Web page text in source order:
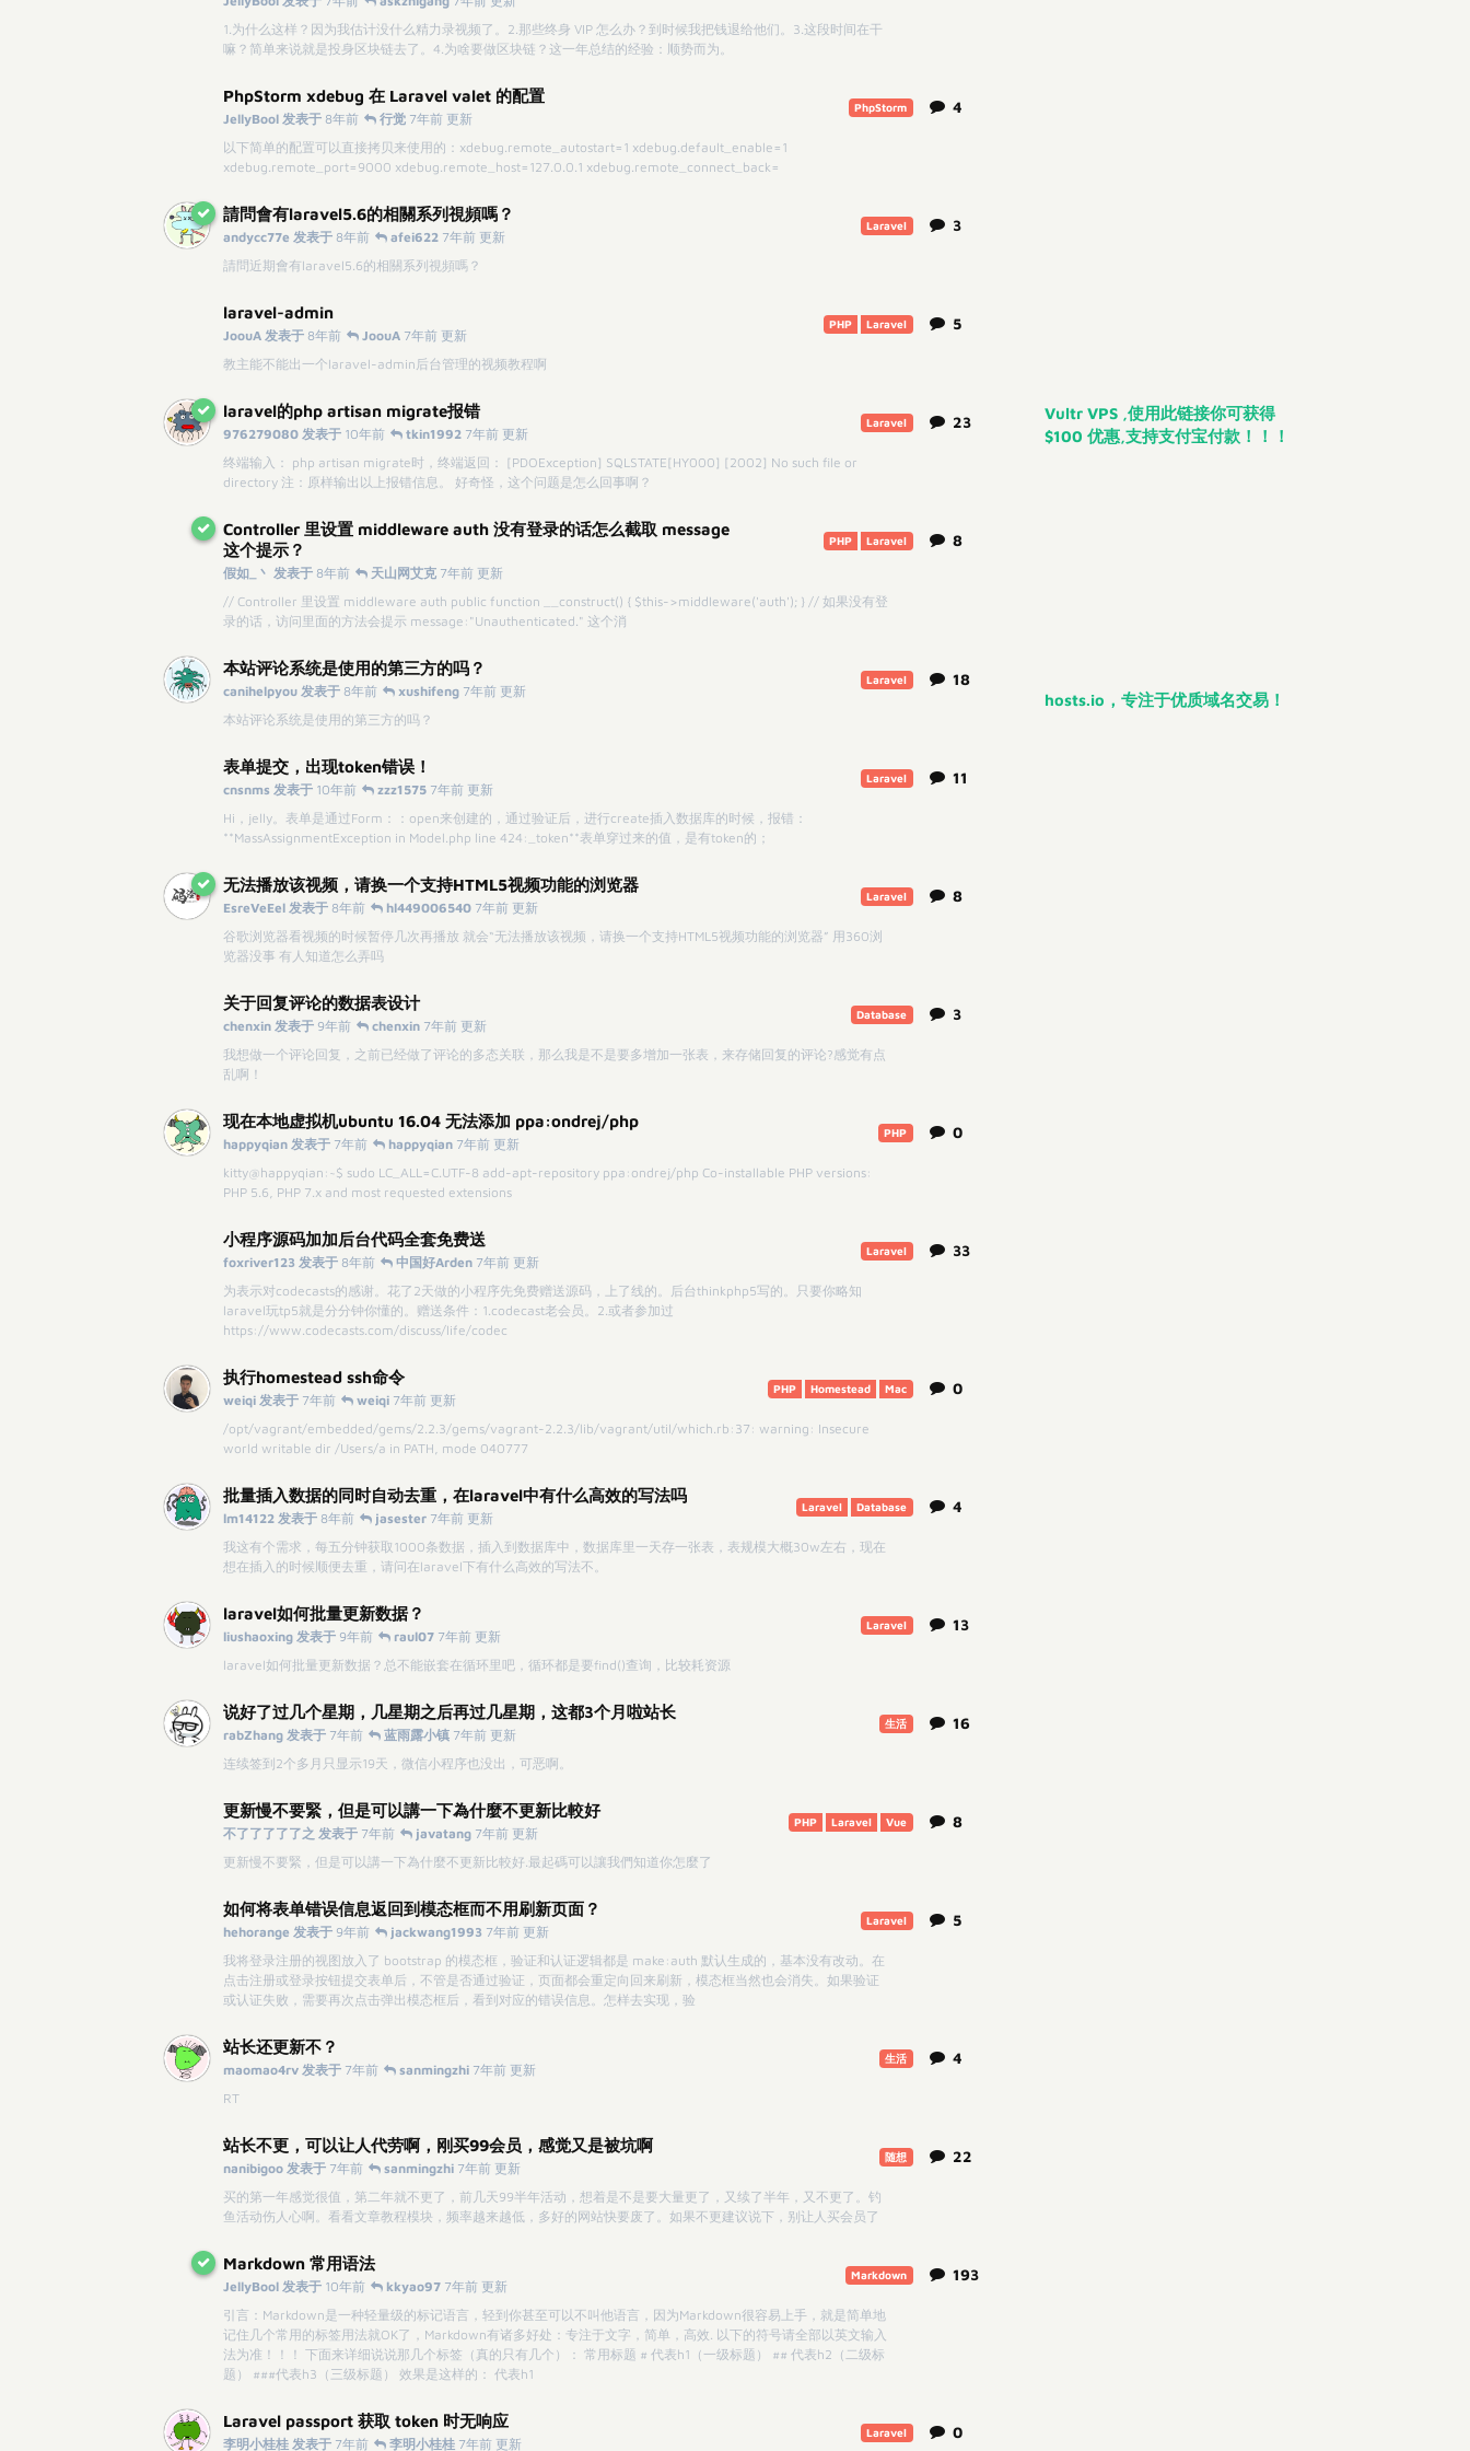
1.为什么这样？因为我估计没什么精力录视频了。2.那些终身 VIP 怎么办？到时候我把钱退给他们。3.这段时间在干
嘛？简单来说就是投身区块链去了。4.为啥要做区块链？这一年总结的经验：顺势而为。
PhpStorm xdebug 在 Laravel valet 的配置
PhpStorm
JellyBool 发表于 8年前 行觉 7年前 更新
以下简单的配置可以直接拷贝来使用的：xdebug.remote_autostart=1 xdebug.default_enable=1
xdebug.remote_port=9000 xdebug.remote_host=127.0.0.1 xdebug.remote_connect_back=
4
請問會有laravel5.6的相關系列視頻嗎？
Laravel
andycc77e 发表于 8年前 afei622 7年前 更新
請問近期會有laravel5.6的相關系列視頻嗎？
3
laravel-admin
PHP Laravel
JoouA 发表于 8年前 JoouA 7年前 更新
教主能不能出一个laravel-admin后台管理的视频教程啊
5
laravel的php artisan migrate报错
Laravel
976279080 发表于 10年前 tkin1992 7年前 更新
终端输入： php artisan migrate时，终端返回： [PDOException] SQLSTATE[HY000] [2002] No such file or
directory 注：原样输出以上报错信息。 好奇怪，这个问题是怎么回事啊？
23
Controller 里设置 middleware auth 没有登录的话怎么截取 message
这个提示？
PHP Laravel
假如_丶 发表于 8年前 天山网艾克 7年前 更新
// Controller 里设置 middleware auth public function __construct() { $this->middleware('auth'); } // 如果没有登
录的话，访问里面的方法会提示 message:"Unauthenticated." 这个消
8
本站评论系统是使用的第三方的吗？
Laravel
canihelpyou 发表于 8年前 xushifeng 7年前 更新
本站评论系统是使用的第三方的吗？
18
表单提交，出现token错误！
Laravel
cnsnms 发表于 10年前 zzz1575 7年前 更新
Hi，jelly。表单是通过Form：：open来创建的，通过验证后，进行create插入数据库的时候，报错：
**MassAssignmentException in Model.php line 424:_token**表单穿过来的值，是有token的；
11
无法播放该视频，请换一个支持HTML5视频功能的浏览器
Laravel
EsreVeEel 发表于 8年前 hl449006540 7年前 更新
谷歌浏览器看视频的时候暂停几次再播放 就会“无法播放该视频，请换一个支持HTML5视频功能的浏览器” 用360浏
览器没事 有人知道怎么弄吗
8
关于回复评论的数据表设计
Database
chenxin 发表于 9年前 chenxin 7年前 更新
我想做一个评论回复，之前已经做了评论的多态关联，那么我是不是要多增加一张表，来存储回复的评论?感觉有点
乱啊！
3
现在本地虚拟机ubuntu 16.04 无法添加 ppa:ondrej/php
PHP
happyqian 发表于 7年前 happyqian 7年前 更新
kitty@happyqian:~$ sudo LC_ALL=C.UTF-8 add-apt-repository ppa:ondrej/php Co-installable PHP versions:
PHP 5.6, PHP 7.x and most requested extensions
0
小程序源码加加后台代码全套免费送
Laravel
foxriver123 发表于 8年前 中国好Arden 7年前 更新
为表示对codecasts的感谢。花了2天做的小程序先免费赠送源码，上了线的。后台thinkphp5写的。只要你略知
laravel玩tp5就是分分钟你懂的。赠送条件：1.codecast老会员。2.或者参加过
https://www.codecasts.com/discuss/life/codec
33
执行homestead ssh命令
PHP Homestead Mac
weiqi 发表于 7年前 weiqi 7年前 更新
/opt/vagrant/embedded/gems/2.2.3/gems/vagrant-2.2.3/lib/vagrant/util/which.rb:37: warning: Insecure
world writable dir /Users/a in PATH, mode 040777
0
批量插入数据的同时自动去重，在laravel中有什么高效的写法吗
Laravel Database
lm14122 发表于 8年前 jasester 7年前 更新
我这有个需求，每五分钟获取1000条数据，插入到数据库中，数据库里一天存一张表，表规模大概30w左右，现在
想在插入的时候顺便去重，请问在laravel下有什么高效的写法不。
4
laravel如何批量更新数据？
Laravel
liushaoxing 发表于 9年前 raul07 7年前 更新
laravel如何批量更新数据？总不能嵌套在循环里吧，循环都是要find()查询，比较耗资源
13
说好了过几个星期，几星期之后再过几星期，这都3个月啦站长
生活
rabZhang 发表于 7年前 蓝雨露小镇 7年前 更新
连续签到2个多月只显示19天，微信小程序也没出，可恶啊。
16
更新慢不要緊，但是可以講一下為什麼不更新比較好
PHP Laravel Vue
不了了了了了之 发表于 7年前 javatang 7年前 更新
更新慢不要緊，但是可以講一下為什麼不更新比較好.最起碼可以讓我們知道你怎麼了
8
如何将表单错误信息返回到模态框而不用刷新页面？
Laravel
hehorange 发表于 9年前 jackwang1993 7年前 更新
我将登录注册的视图放入了 bootstrap 的模态框，验证和认证逻辑都是 make:auth 默认生成的，基本没有改动。在
点击注册或登录按钮提交表单后，不管是否通过验证，页面都会重定向回来刷新，模态框当然也会消失。如果验证
或认证失败，需要再次点击弹出模态框后，看到对应的错误信息。怎样去实现，验
5
站长还更新不？
生活
maomao4rv 发表于 7年前 sanmingzhi 7年前 更新
RT
4
站长不更，可以让人代劳啊，刚买99会员，感觉又是被坑啊
随想
nanibigoo 发表于 7年前 sanmingzhi 7年前 更新
买的第一年感觉很值，第二年就不更了，前几天99半年活动，想着是不是要大量更了，又续了半年，又不更了。钓
鱼活动伤人心啊。看看文章教程模块，频率越来越低，多好的网站快要废了。如果不更建议说下，别让人买会员了
22
Markdown 常用语法
Markdown
JellyBool 发表于 10年前 kkyao97 7年前 更新
引言：Markdown是一种轻量级的标记语言，轻到你甚至可以不叫他语言，因为Markdown很容易上手，就是简单地
记住几个常用的标签用法就OK了，Markdown有诸多好处：专注于文字，简单，高效. 以下的符号请全部以英文输入
法为准！！！ 下面来详细说说那几个标签（真的只有几个）： 常用标题 # 代表h1（一级标题） ## 代表h2（二级标
题） ###代表h3（三级标题） 效果是这样的： 代表h1
193
Laravel passport 获取 token 时无响应
Laravel
李明小桂桂 发表于 7年前 李明小桂桂 7年前 更新
0
Vultr VPS ,使用此链接你可获得
$100 优惠,支持支付宝付款！！！
hosts.io，专注于优质域名交易！